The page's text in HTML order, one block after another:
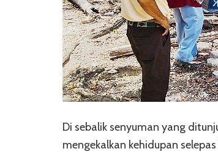
Di sebalik senyuman yang
mengekalkan kehidupan